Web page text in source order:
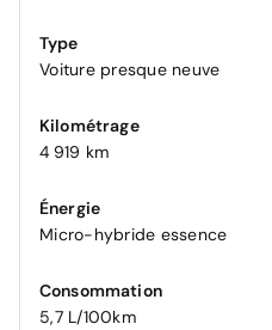
Type
Voiture presque neuve
Kilométrage
4 919 km
Énergie
Micro-hybride essence
Consommation
5,7 L/100km